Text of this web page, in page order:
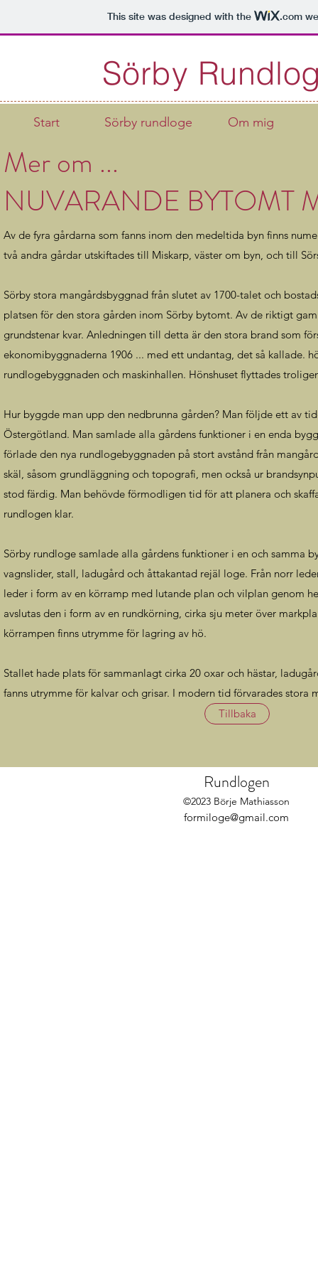
This site was designed with the .com
Sörby
Start Sörby rundloge Om mig
Mer om ...
NUVARANDE BYTOMT
Av de fyra gårdarna som fanns inom den medeltida byn finns
två andra gårdar utskiftades till Miskarp, väster om byn, och till
Sörby stora mangårdsbyggnad från slutet av 1700-talet och
platsen för den stora gården inom Sörby bytomt. Av de riktigt
grundstenar kvar. Anledningen till detta är den stora brand som
ekonomibyggnaderna 1906 ... med ett undantag, det så kallade.
rundlogebyggnaden och maskinhallen. Hönshuset flyttades
Hur byggde man upp den nedbrunna gården? Man följde ett av
Östergötland. Man samlade alla gårdens funktioner i en enda
förlade den nya rundlogebyggnaden på stort avstånd från
skäl, såsom grundläggning och topografi, men också ur
stod färdig. Man behövde förmodligen tid för att planera och
rundlogen klar.
Sörby rundloge samlade alla gårdens funktioner i en och samma
vagnslider, stall, ladugård och åttakantad rejäl loge. Från norr
leder i form av en körramp med lutande plan och vilplan genom
avslutas den i form av en rundkörning, cirka sju meter över
körrampen finns utrymme för lagring av hö.
Stallet hade plats för sammanlagt cirka 20 oxar och hästar,
fanns utrymme för kalvar och grisar. I modern tid förvarades stora
Tillbaka
Rundlogen
formiloge@gmail.com
©2023 Börje Mathiasson